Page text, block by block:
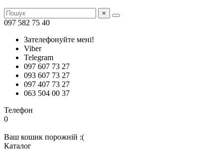
×
097 582 75 40
Зателефонуйте мені!
Viber
Telegram
097 607 73 27
093 607 73 27
097 407 73 27
063 504 00 37
Телефон
0
Ваш кошик порожній :(
Каталог